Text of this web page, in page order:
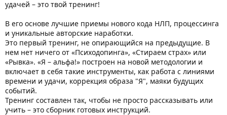
удачей – это твой тренинг!
В его основе лучшие приемы нового кода НЛП, процессинга
и уникальные авторские наработки.
Это первый тренинг, не опирающийся на предыдущие. В
нем нет ничего от «Психодопинга», «Стираем страх» или
«Рывка». «Я – альфа!» построен на новой методологии и
включает в себя такие инструменты, как работа с линиями
времени и удачи, коррекция образа "Я", маяки будущих
событий.
Тренинг составлен так, чтобы не просто рассказывать или
учить – это сборник готовых инструкций.